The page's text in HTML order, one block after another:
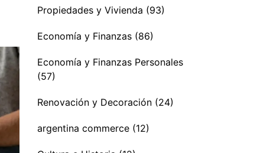
Propiedades y Vivienda (93)
Economía y Finanzas (86)
Economía y Finanzas Personales
(57)
Renovación y Decoración (24)
argentina commerce (12)